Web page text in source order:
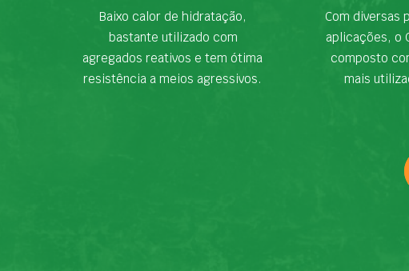
Baixo calor de hidratação,
bastante utilizado com
agregados reativos e tem ótima
resistência a meios agressivos.
Com diversas
aplicações, o
composto
mais